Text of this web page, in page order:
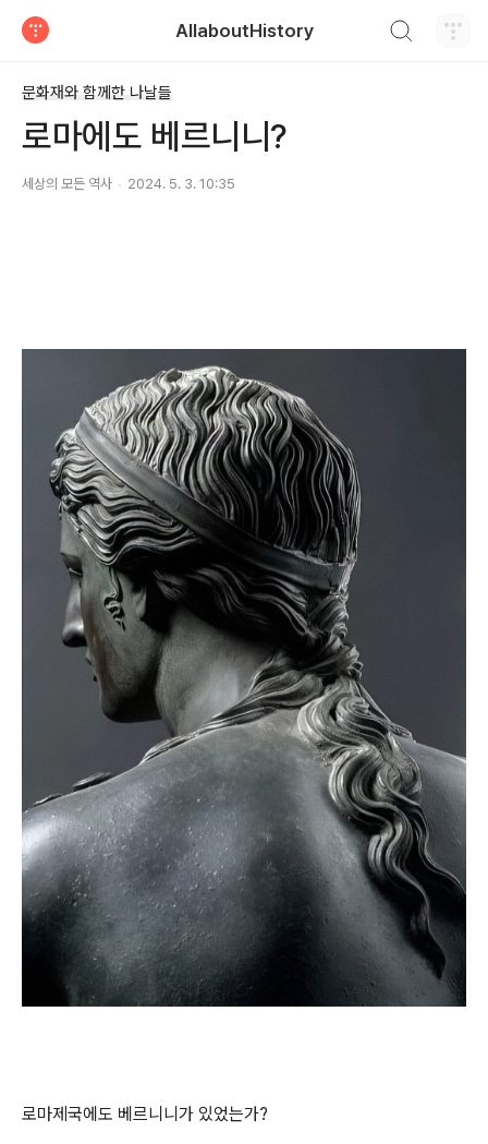
AllaboutHistory
문화재와 함께한 나날들
로마에도 베르니니?
세상의 모든 역사 2024. 5. 3. 10:35
로마제국에도 베르니니가 있었는가?